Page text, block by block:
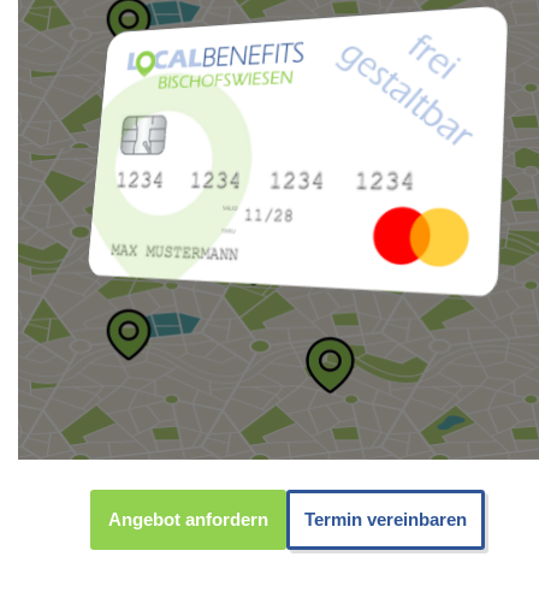
Angebot anfordern Termin vereinbaren